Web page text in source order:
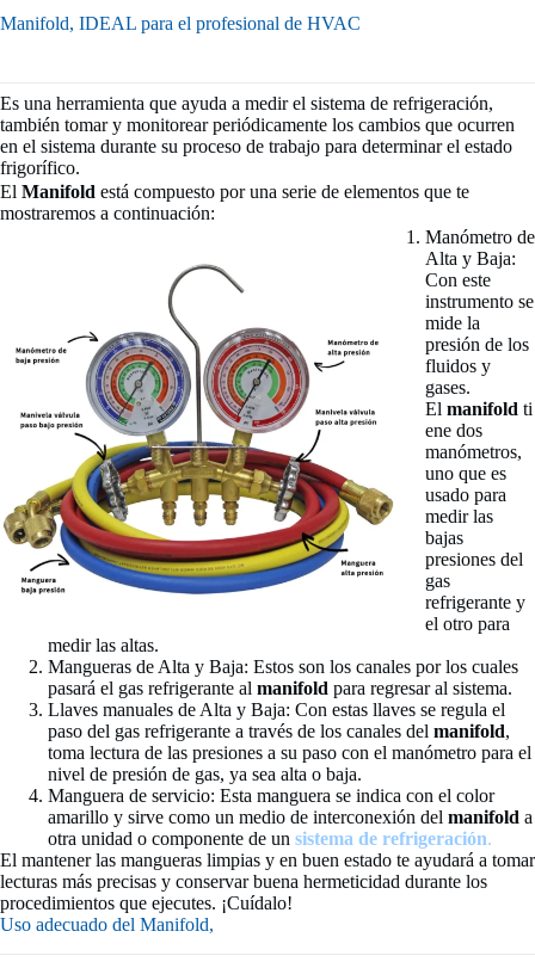
Manifold, IDEAL para el profesional de HVAC
Es una herramienta que ayuda a medir el sistema de refrigeración,
también tomar y monitorear periódicamente los cambios que ocurren
en el sistema durante su proceso de trabajo para determinar el estado
frigorífico.
El Manifold está compuesto por una serie de elementos que te
mostraremos a continuación:
Manómetro de
Alta y Baja:
Con este
instrumento se
mide la
presión de los
fluidos y
gases.
El manifold ti
ene dos
manómetros,
uno que es
usado para
medir las
bajas
presiones del
gas
refrigerante y
el otro para
medir las altas.
Mangueras de Alta y Baja: Estos son los canales por los cuales
pasará el gas refrigerante al manifold para regresar al sistema.
Llaves manuales de Alta y Baja: Con estas llaves se regula el
paso del gas refrigerante a través de los canales del manifold,
toma lectura de las presiones a su paso con el manómetro para el
nivel de presión de gas, ya sea alta o baja.
Manguera de servicio: Esta manguera se indica con el color
amarillo y sirve como un medio de interconexión del manifold a
otra unidad o componente de un sistema de refrigeración.
El mantener las mangueras limpias y en buen estado te ayudará a tomar
lecturas más precisas y conservar buena hermeticidad durante los
procedimientos que ejecutes. ¡Cuídalo!
Uso adecuado del Manifold,